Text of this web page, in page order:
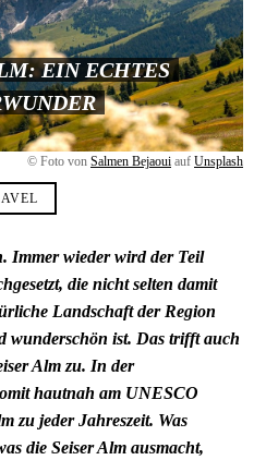
EIN ECHTES
© Foto von Salmen Bejaoui auf Unsplash
Immer wieder wird der Teil
die nicht selten damit
Landschaft der Region
wunderschön ist. Das trifft auch
Alm zu. In der
hautnah am UNESCO
zu jeder Jahreszeit. Was
die Seiser Alm ausmacht,